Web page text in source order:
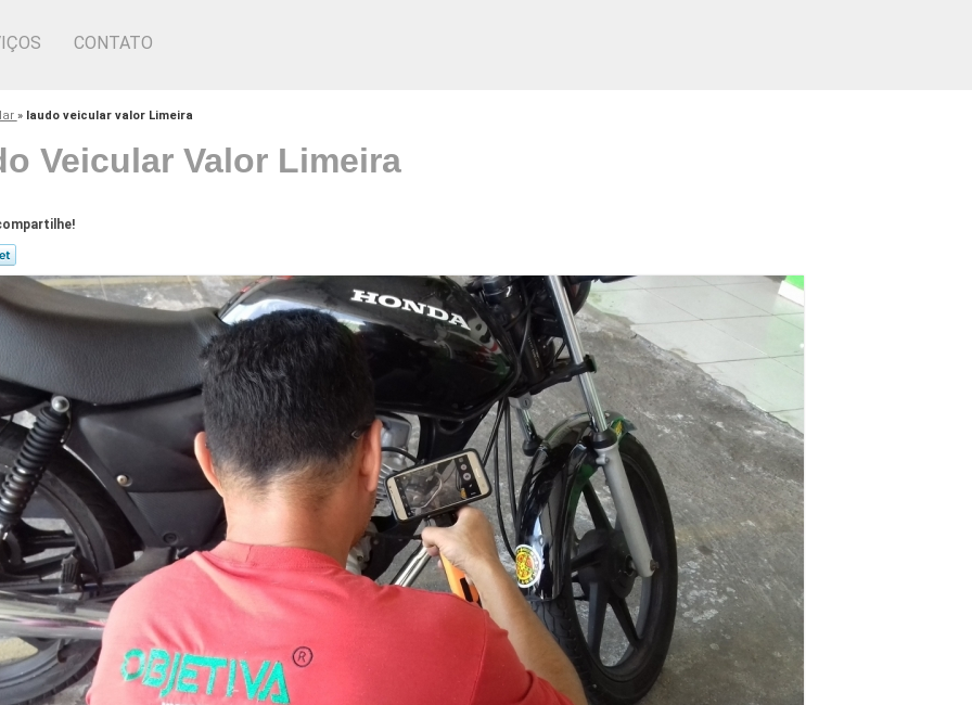
CONTATO
» laudo veicular valor Limeira
Veicular Valor Limeira